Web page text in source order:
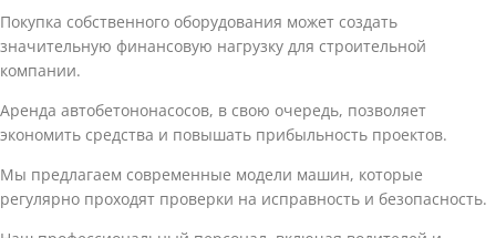
Покупка собственного оборудования может создать
значительную финансовую нагрузку для строительной
компании.
Аренда автобетононасосов, в свою очередь, позволяет
экономить средства и повышать прибыльность проектов.
Мы предлагаем современные модели машин, которые
регулярно проходят проверки на исправность и безопасность.